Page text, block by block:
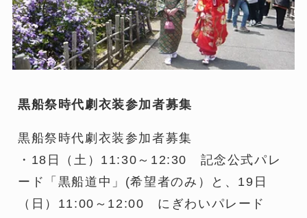
黒船祭時代劇衣装参加者募集
黒船祭時代劇衣装参加者募集
・18日（土）11:30～12:30 記念公式パレ
ード「黒船道中」(希望者のみ）と、19日
（日）11:00～12:00 にぎわいパレード